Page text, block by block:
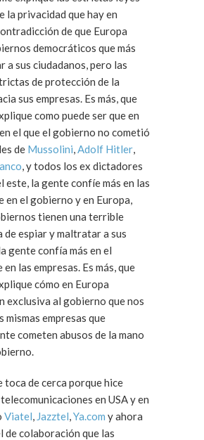
la privacidad que hay en
de que Europa
democráticos que más
a sus ciudadanos, pero las
de protección de la
sus empresas. Es más, que
como puede ser que en
el que el gobierno no cometió
de Mussolini,Adolf Hitler,
, y todos los ex dictadores
este, la gente confíe más en las
en el gobierno y en Europa,
tienen una terrible
espiar y maltratar a sus
gente confía más en el
empresas. Es más, que
cómo en Europa
exclusiva al gobierno que nos
mismas empresas que
cometen abusos de la mano
toca de cerca porque hice
en USA y en
Viatel, Jazztel,Ya.com y ahora